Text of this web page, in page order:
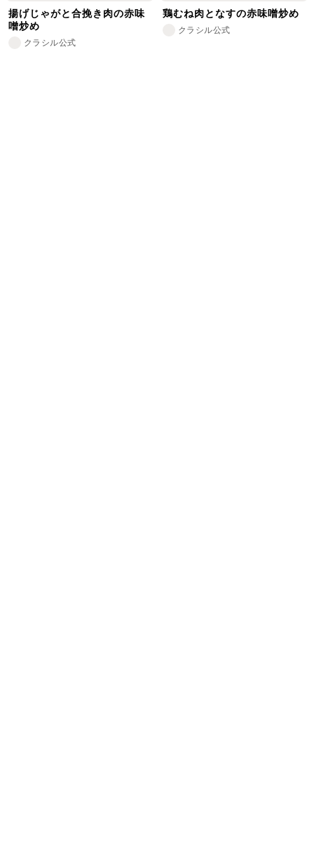
揚げじゃがと合挽き肉の赤味
噌炒め
クラシル公式
鶏むね肉となすの赤味噌炒め
クラシル公式